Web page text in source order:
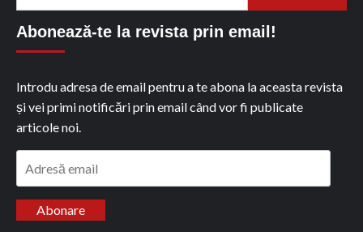
Abonează-te la revista prin email!
Introdu adresa de email pentru a te abona la aceasta revista
și vei primi notificări prin email când vor fi publicate
articole noi.
Abonare